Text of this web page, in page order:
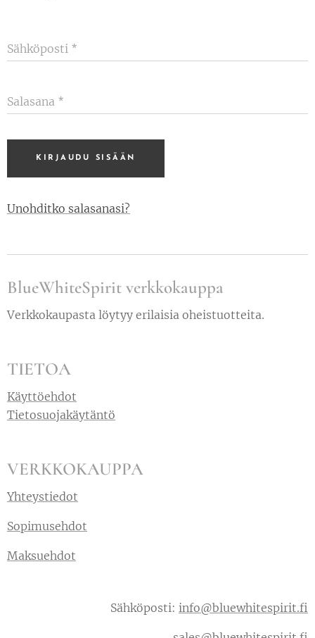
Sähköposti
Salasana
KIRJAUDU SISÄÄN
Unohditko salasanasi?
BlueWhiteSpirit verkkokauppa
Verkkokaupasta löytyy erilaisia oheistuotteita.
TIETOA
Käyttöehdot
Tietosuojakäytäntö
VERKKOKAUPPA
Yhteystiedot
Sopimusehdot
Maksuehdot
Sähköposti: info@bluewhitespirit.fi